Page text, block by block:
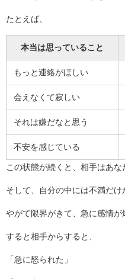
たとえば、
本当は思っていること
もっと連絡がほしい
会えなくて寂しい
それは嫌だなと思う
不安を感じている
この状態が続くと、相手はあな
そして、自分の中には不満だけ
やがて限界がきて、急に感情が
すると相手からすると、
「急に怒られた」